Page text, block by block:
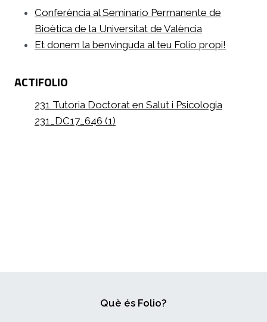
Conferència al Seminario Permanente de
Bioètica de la Universitat de València
Et donem la benvinguda al teu Folio propi!
ACTIFOLIO
231 Tutoria Doctorat en Salut i Psicologia
231_DC17_646 (1)
Què és Folio?